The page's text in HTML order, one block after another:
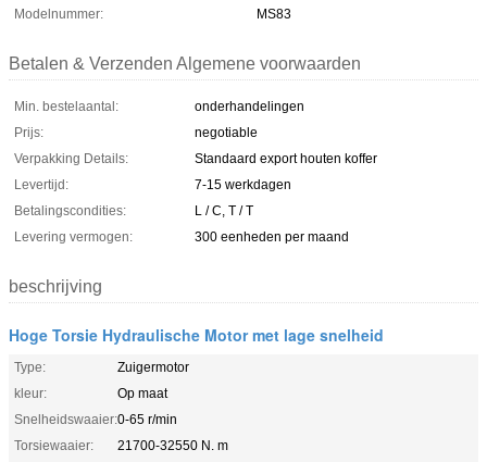
Modelnummer:
MS83
Betalen & Verzenden Algemene voorwaarden
Min. bestelaantal:
onderhandelingen
Prijs:
negotiable
Verpakking Details:
Standaard export houten koffer
Levertijd:
7-15 werkdagen
Betalingscondities:
L / C, T / T
Levering vermogen:
300 eenheden per maand
beschrijving
Hoge Torsie Hydraulische Motor met lage snelheid
Type:
Zuigermotor
kleur:
Op maat
Snelheidswaaier:0-65 r/min
Torsiewaaier:
21700-32550 N. m